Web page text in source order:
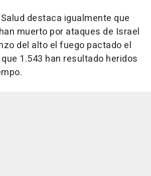
destaca igualmente que
muerto por ataques de Israel
del alto el fuego pactado el
1.543 han resultado heridos